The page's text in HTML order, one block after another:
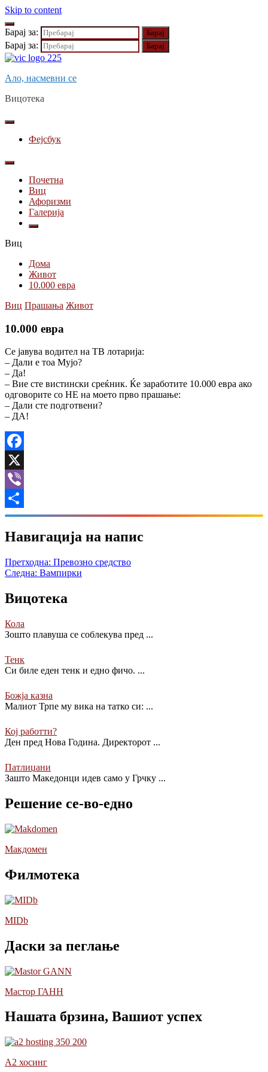
Skip to content
Барај за:
Барај за:
Ало, насмевни се
Вицотека
Фејсбук
Почетна
Виц
Афоризми
Галерија
Виц
Дома
Живот
10.000 евра
Виц Прашања Живот
10.000 евра
Се јавува водител на ТВ лотарија:
– Дали е тоа Мујо?
– Да!
– Вие сте вистински среќник. Ќе заработите 10.000 евра ако
одговорите со НЕ на моето прво прашање:
– Дали сте подготвени?
– ДА!
Facebook
X
Viber
Share
Навигација на напис
Претходна: Превозно средство
Следна: Вампирки
Вицотека
Кола
Зошто плавуша се соблекува пред ...
Тенк
Си биле еден тенк и едно фичо. ...
Божја казна
Малиот Трпе му вика на татко си: ...
Кој работти?
Ден пред Нова Година. Директорот ...
Патлиџани
Зашто Македонци идев само у Грчку ...
Решение се-во-едно
Макдомен
Филмотека
MIDb
Даски за пеглање
Мастор ГАНН
Нашата брзина, Вашиот успех
А2 хосинг